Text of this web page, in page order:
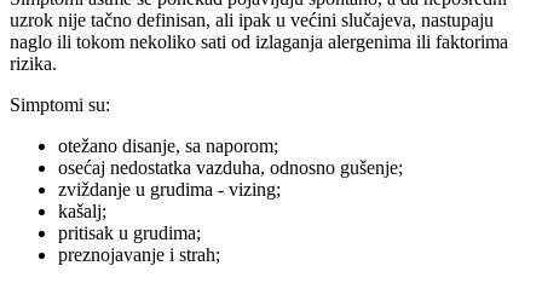
uzrok nije tačno definisan, ali ipak u većini slučajeva, nastupaju
naglo ili tokom nekoliko sati od izlaganja alergenima ili faktorima
rizika.
Simptomi su:
otežano disanje, sa naporom;
osećaj nedostatka vazduha, odnosno gušenje;
zviždanje u grudima - vizing;
kašalj;
pritisak u grudima;
preznojavanje i strah;